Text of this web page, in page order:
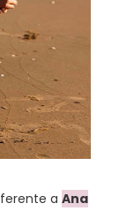
a Ana